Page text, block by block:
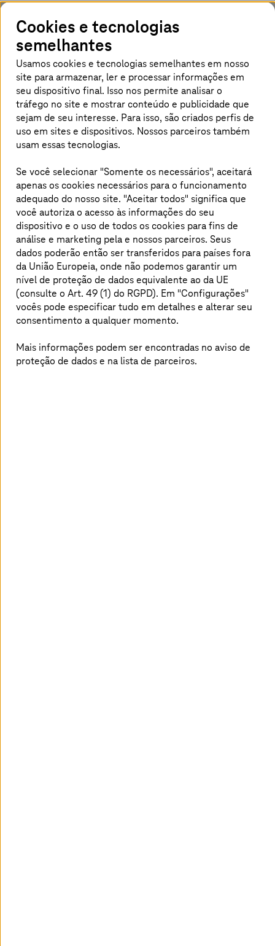
Mais de 26.000 funcionários trabalham para
nós (em 2025) - mais da metade deles fora da
Alemanha, na América, Ásia e Europa.
Oferecemos soluções integradas de TI de ponta
a ponta para a transformação digital de
empresas e do setor público, data centers
altamente seguros e um ecossistema de nuvem
exclusivo. Para nossos futuros temas de
digitalização, serviços em nuvem e segurança
de TI, estamos procurando pessoas que
trabalhem em equipe, pensem à frente e
trabalhem com agilidade. Estamos procurando
pessoas talentosas que sejam motivadas a
enriquecer a vida das pessoas e inspirar nossos
clientes com soluções digitais - em todos os
níveis de carreira: Profissionais de TI,
estudantes e graduados ou alunos de escolas,
temos perspectivas de emprego e carreira
atraentes para todos.
Cookies e tecnologias
semelhantes
Usamos cookies e tecnologias semelhantes em nosso
site para armazenar, ler e processar informações em
seu dispositivo final. Isso nos permite analisar o
tráfego no site e mostrar conteúdo e publicidade que
sejam de seu interesse. Para isso, são criados perfis de
uso em sites e dispositivos. Nossos parceiros também
usam essas tecnologias.
Se você selecionar "Somente os necessários", aceitará
apenas os cookies necessários para o funcionamento
adequado do nosso site. "Aceitar todos" significa que
você autoriza o acesso às informações do seu
dispositivo e o uso de todos os cookies para fins de
análise e marketing pelae nossos parceiros. Seus
dados poderão então ser transferidos para países fora
da União Europeia, onde não podemos garantir um
nível de proteção de dados equivalente ao da UE
(consulte o Art. 49 (1) do RGPD). Em "Configurações"
vocês pode especificar tudo em detalhes e alterar seu
consentimento a qualquer momento.
Mais informações podem ser encontradas no aviso de
proteção de dados e na lista de parceiros.